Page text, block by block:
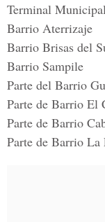
Terminal
Barrio Aterrizaje
Barrio Brisas del
Barrio Sampile
Parte del Barrio
Parte de Barrio El
Parte de Barrio
Parte de Barrio La